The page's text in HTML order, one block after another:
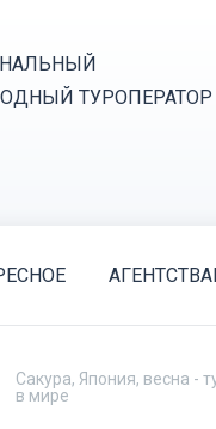
ТУРОПЕРАТОР
Сакура, Япония, весна -
в мире